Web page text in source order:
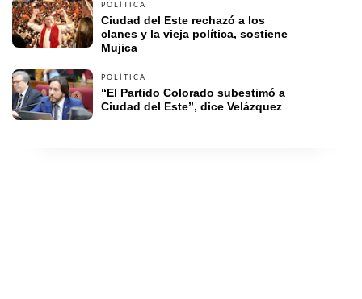
POLÍTICA
Ciudad del Este rechazó a los
clanes y la vieja política, sostiene
Mujica
POLÍTICA
“El Partido Colorado subestimó a
Ciudad del Este”, dice Velázquez